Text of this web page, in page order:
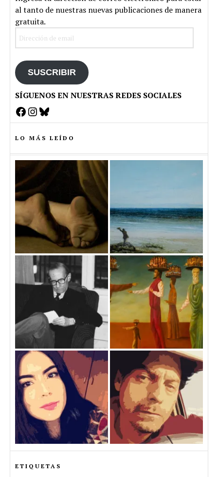
al tanto de nuestras nuevas publicaciones de manera
gratuita.
SUSCRIBIR
SÍGUENOS EN NUESTRAS REDES SOCIALES
Facebook
Instagram
Bluesky
LO MÁS LEÍDO
ETIQUETAS